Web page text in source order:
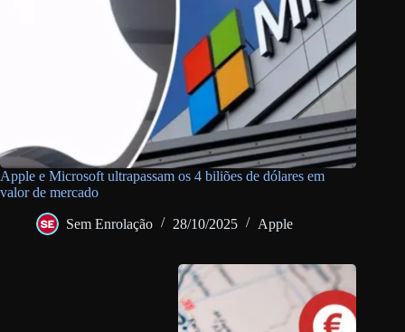
Apple e Microsoft ultrapassam os 4 biliões de dólares em
valor de mercado
Sem Enrolação 28/10/2025 Apple